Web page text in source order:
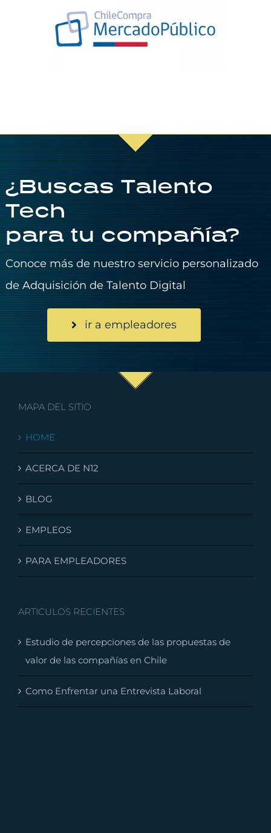
¿Buscas Talento
Tech
para tu compañía?
Conoce más de nuestro servicio personalizado
de Adquisición de Talento Digital
ir a empleadores
MAPA DEL SITIO
HOME
ACERCA DE N12
BLOG
EMPLEOS
PARA EMPLEADORES
ARTICULOS RECIENTES
Estudio de percepciones de las propuestas de
valor de las compañías en Chile
Como Enfrentar una Entrevista Laboral